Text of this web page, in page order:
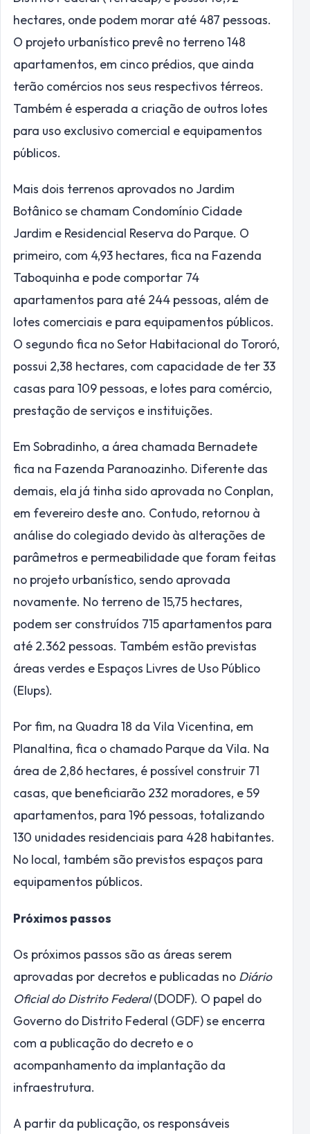
hectares, onde podem morar até 487 pessoas.
O projeto urbanístico prevê no terreno 148
apartamentos, em cinco prédios, que ainda
terão comércios nos seus respectivos térreos.
Também é esperada a criação de outros lotes
para uso exclusivo comercial e equipamentos
públicos.
Mais dois terrenos aprovados no Jardim
Botânico se chamam Condomínio Cidade
Jardim e Residencial Reserva do Parque. O
primeiro, com 4,93 hectares, fica na Fazenda
Taboquinha e pode comportar 74
apartamentos para até 244 pessoas, além de
lotes comerciais e para equipamentos públicos.
O segundo fica no Setor Habitacional do Tororó,
possui 2,38 hectares, com capacidade de ter 33
casas para 109 pessoas, e lotes para comércio,
prestação de serviços e instituições.
Em Sobradinho, a área chamada Bernadete
fica na Fazenda Paranoazinho. Diferente das
demais, ela já tinha sido aprovada no Conplan,
em fevereiro deste ano. Contudo, retornou à
análise do colegiado devido às alterações de
parâmetros e permeabilidade que foram feitas
no projeto urbanístico, sendo aprovada
novamente. No terreno de 15,75 hectares,
podem ser construídos 715 apartamentos para
até 2.362 pessoas. Também estão previstas
áreas verdes e Espaços Livres de Uso Público
(Elups).
Por fim, na Quadra 18 da Vila Vicentina, em
Planaltina, fica o chamado Parque da Vila. Na
área de 2,86 hectares, é possível construir 71
casas, que beneficiarão 232 moradores, e 59
apartamentos, para 196 pessoas, totalizando
130 unidades residenciais para 428 habitantes.
No local, também são previstos espaços para
equipamentos públicos.
Próximos passos
Os próximos passos são as áreas serem
aprovadas por decretos e publicadas no Diário
Oficial do Distrito Federal(DODF). O papel do
Governo do Distrito Federal (GDF) se encerra
com a publicação do decreto e o
acompanhamento da implantação da
infraestrutura.
A partir da publicação, os responsáveis